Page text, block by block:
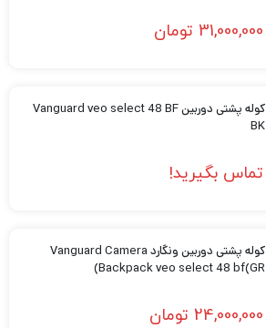
31,000,000 تومان
کوله پشتی دوربین Vanguard veo select 48 BF
BK
تماس بگیرید!
کوله پشتی دوربین ونگارد Vanguard Camera
Backpack veo select 48 bf(GR)
24,000,000 تومان